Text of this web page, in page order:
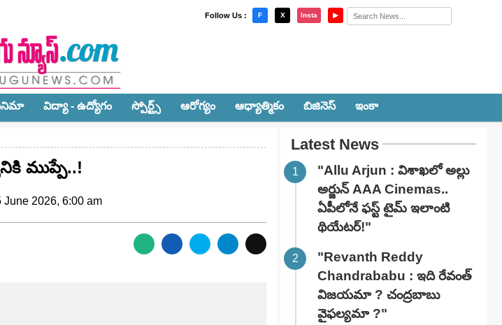
Follow Us : F X Insta ▶
విద్యా - ఉద్యోగం స్పోర్ట్స్‌ ఆరోగ్యం ఆధ్యాత్మికం బిజినెస్ ఇంకా
ముప్పే..!
June 2026, 6:00 am
Latest News
"Allu Arjun : విశాఖలో అల్లు
అర్జున్ AAA Cinemas..
ఏపీలోనే ఫస్ట్ టైమ్ ఇలాంటి
థియేటర్!"
"Revanth Reddy
Chandrababu : ఇది రేవంత్
విజయమా ? చంద్రబాబు
వైఫల్యమా ?"